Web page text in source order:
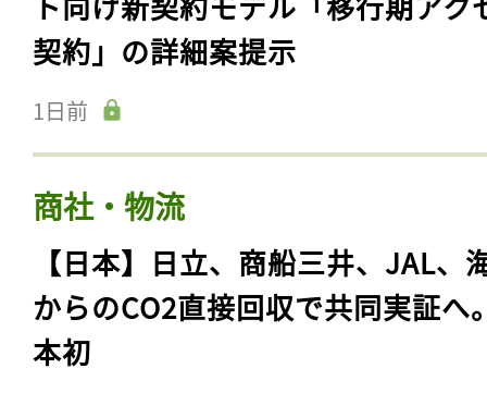
契約」の詳細案提示
1日前
商社・物流
【日本】日立、商船三井、JAL、
からのCO2直接回収で共同実証へ
本初